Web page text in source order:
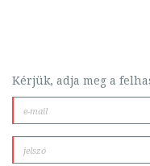
Kérjük, adja meg a